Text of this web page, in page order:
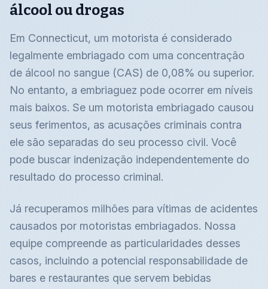
álcool ou drogas
Em Connecticut, um motorista é considerado
legalmente embriagado com uma concentração
de álcool no sangue (CAS) de 0,08% ou superior.
No entanto, a embriaguez pode ocorrer em níveis
mais baixos. Se um motorista embriagado causou
seus ferimentos, as acusações criminais contra
ele são separadas do seu processo civil. Você
pode buscar indenização independentemente do
resultado do processo criminal.
Já recuperamos milhões para vítimas de acidentes
causados por motoristas embriagados. Nossa
equipe compreende as particularidades desses
casos, incluindo a potencial responsabilidade de
bares e restaurantes que servem bebidas